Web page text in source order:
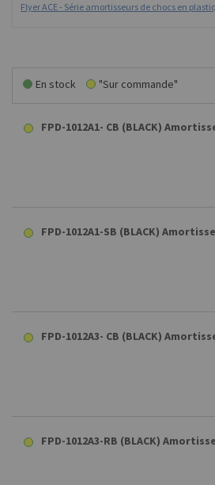
Flyer ACE - Série amortisseurs de chocs en
En stock "Sur commande"
FPD-1012A1- CB (BLACK)
FPD-1012A1-SB (BLACK)
FPD-1012A3- CB (BLACK)
FPD-1012A3-RB (BLACK)